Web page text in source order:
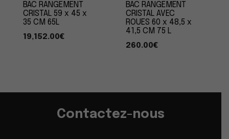
BAC RANGEMENT
CRISTAL 59 x 45 x
35 CM 65L
19,152.00€
BAC RANGEMENT
CRISTAL AVEC
ROUES 60 x 48,5 x
41,5 CM 75 L
260.00€
Contactez-nous